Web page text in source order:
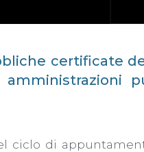
certificate
ciclo di